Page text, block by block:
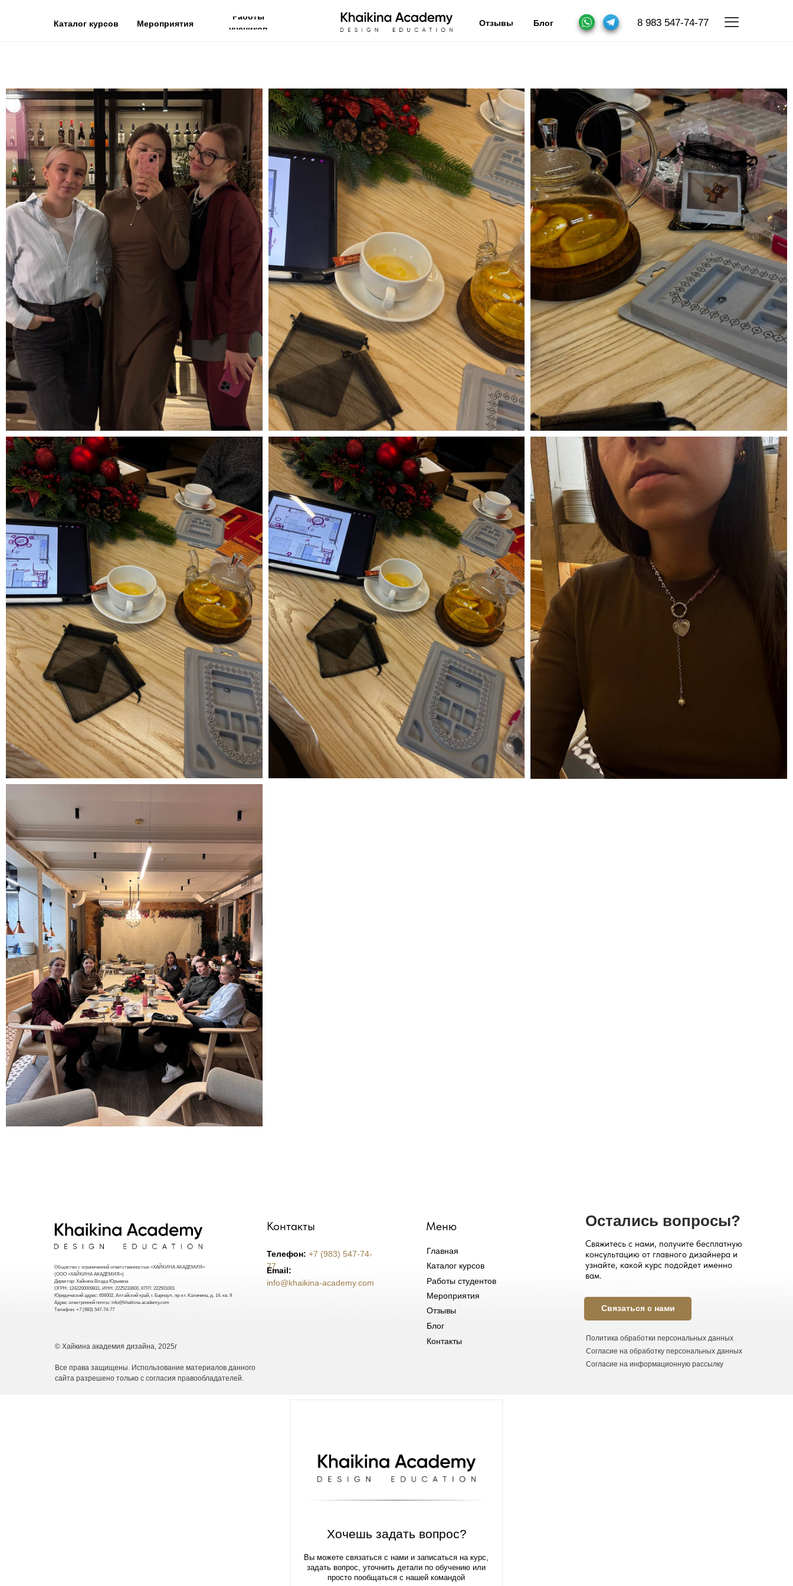
Каталог курсов Мероприятия
Работы
учеников
Отзывы Блог 8 983 547-74-77
Связаться с нами
Остались вопросы?
Свяжитесь с нами, получите бесплатную
консультацию от главного дизайнера и
узнайте, какой курс подойдет именно
вам.
Телефон: +7 (983) 547-74-
77
Email:
info@khaikina-academy.com
Контакты Меню
Главная
Каталог курсов
Отзывы
Мероприятия
Работы студентов
Блог
Контакты
Политика обработки персональных данных
Согласие на обработку персональных данных
Согласие на информационную рассылку
© Хайкина академия дизайна, 2025г
Все права защищены. Использование материалов данного
сайта разрешено только с согласия правообладателей.
Общество с ограниченной ответственностью «ХАЙКИНА АКАДЕМИЯ»
(ООО «ХАЙКИНА АКАДЕМИЯ»)
Директор: Хайкина Влада Юрьевна
ОГРН: 1242200009831, ИНН: 2225233600, КПП: 222501001
Юридический адрес: 656002, Алтайский край, г. Барнаул, пр-кт. Калинина, д. 14, кв. 9
Адрес электронной почты: info@khaikina-academy.com
Телефон: +7 (983) 547-74-77
Хочешь задать вопрос?
Вы можете связаться с нами и записаться на курс,
задать вопрос, уточнить детали по обучению или
просто пообщаться с нашей командой